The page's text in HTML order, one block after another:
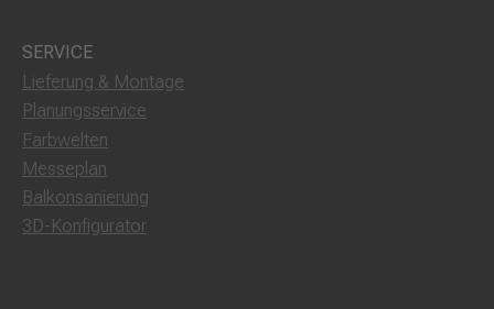
SERVICE
Lieferung & Montage
Planungsservice
Farbwelten
Messeplan
Balkonsanierung
3D-Konfigurator